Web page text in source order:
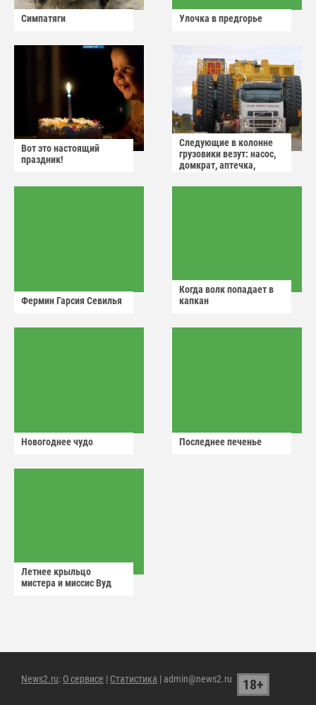
Симпатяги Улочка в предгорье
Вот это настоящий
праздник!
Следующие в колонне
грузовики везут: насос,
домкрат, аптечка,
Фермин Гарсия Севилья
Когда волк попадает в
капкан
Новогоднее чудо Последнее печенье
Летнее крыльцо
мистера и миссис Вуд
News2.ru: О сервисе | Статистика | admin@news2.ru 18+